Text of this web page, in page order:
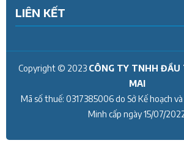
LIÊN KẾT
Copyright © 2023 CÔNG TY TNHH ĐẦU
MAI
Mã số thuế: 0317385006do Sở Kế hoạch
Minh cấp ngày15/07/